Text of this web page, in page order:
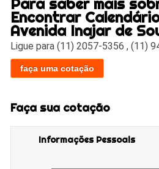
Para saber mais
Encontrar
Avenida Inajar de
Ligue para(11) 2057-5356 ,(11)
faça uma cotação
Faça sua cotação
Informações Pessoais